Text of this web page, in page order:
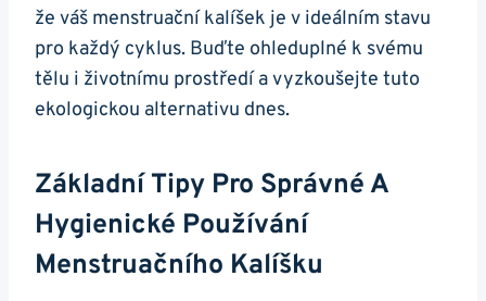
že váš menstruační kalíšek je v ideálním stavu
pro každý cyklus. Buďte ohleduplné k svému
tělu i životnímu prostředí a vyzkoušejte tuto
ekologickou alternativu dnes.
Základní Tipy Pro Správné A
Hygienické Používání
Menstruačního Kalíšku